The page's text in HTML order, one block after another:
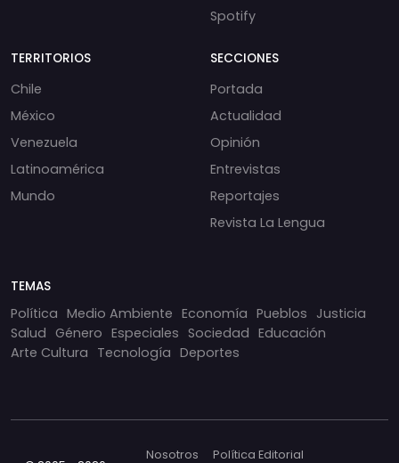
Spotify
TERRITORIOS
Chile
México
Venezuela
Latinoamérica
Mundo
SECCIONES
Portada
Actualidad
Opinión
Entrevistas
Reportajes
Revista La Lengua
TEMAS
Política Medio Ambiente Economía Pueblos Justicia
Salud Género Especiales Sociedad Educación
Arte Cultura Tecnología Deportes
Nosotros Política Editorial